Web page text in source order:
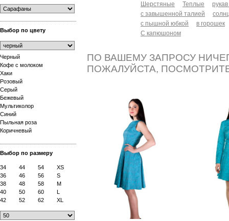
Выбор по цвету
Черный
Кофе с молоком
Хаки
Розовый
Серый
Бежевый
Мультиколор
Синий
Пыльная роза
Коричневый
Выбор по размеру
34 44 54
XS
36
46 56
S
38
48 58
M
40
50 60
L
42
52 62 XL
Шерстяные
Теплые
с завышенной талией
с пышной юбкой
в горошек
С капюшоном
ПО ВАШЕМУ ЗАПРОСУ
ПОЖАЛУЙСТА,